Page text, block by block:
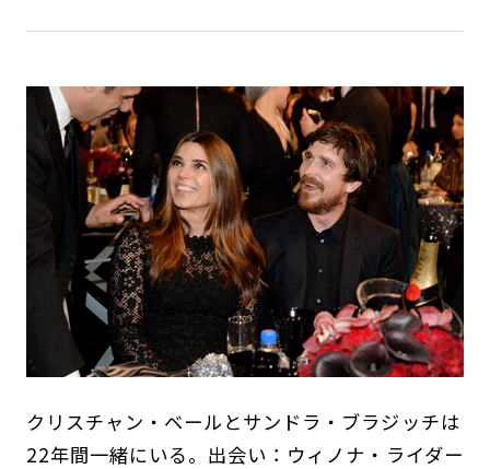
クリスチャン・ベールとサンドラ・ブラジッチは
22年間一緒にいる。出会い：ウィノナ・ライダー